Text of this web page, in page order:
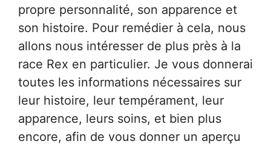
propre personnalité, son apparence et
son histoire. Pour remédier à cela, nous
allons nous intéresser de plus près à la
race Rex en particulier. Je vous donnerai
toutes les informations nécessaires sur
leur histoire, leur tempérament, leur
apparence, leurs soins, et bien plus
encore, afin de vous donner un aperçu